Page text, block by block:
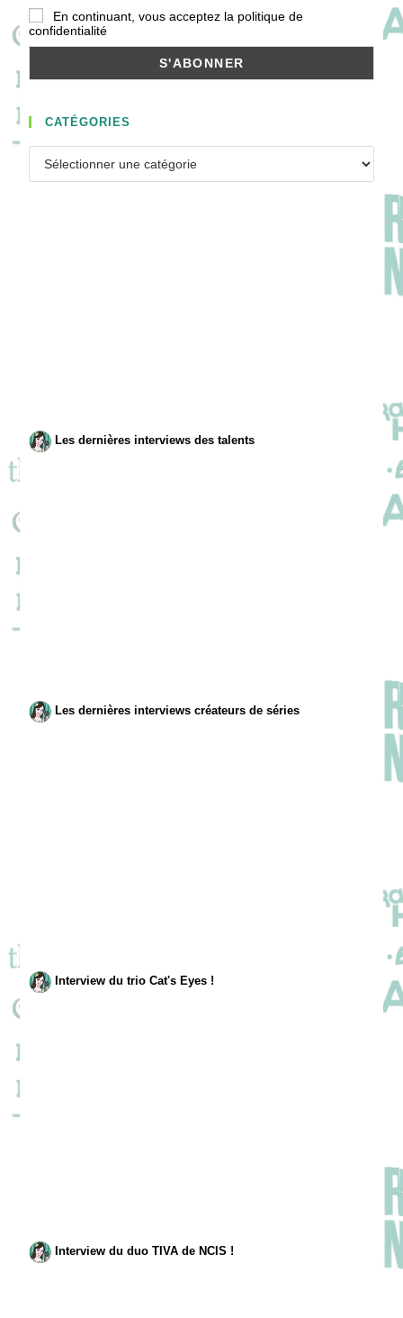
En continuant, vous acceptez la politique de
confidentialité
CATÉGORIES
Les dernières interviews des talents
Les dernières interviews créateurs de séries
Interview du trio Cat's Eyes !
Interview du duo TIVA de NCIS !